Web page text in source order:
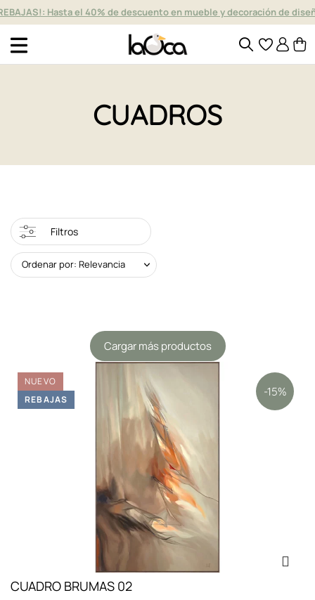
Hasta el 40% de descuento en mueble y decoración de
CUADROS
Filtros
Ordenar por: Relevancia
Cargar más productos
CUADRO BRUMAS 02
NUEVO
-15%
REBAJAS